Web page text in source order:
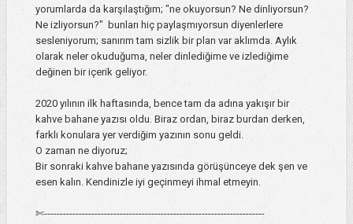
yorumlarda da karşılaştığım; "ne okuyorsun? Ne dinliyorsun?
Ne izliyorsun?" bunları hiç paylaşmıyorsun diyenlerlere
sesleniyorum; sanırım tam sizlik bir plan var aklımda. Aylık
olarak neler okuduğuma, neler dinlediğime ve izlediğime
değinen bir içerik geliyor.
2020 yılının ilk haftasında, bence tam da adına yakışır bir
kahve bahane yazısı oldu. Biraz ordan, biraz burdan derken,
farklı konulara yer verdiğim yazının sonu geldi.
O zaman ne diyoruz;
Bir sonraki kahve bahane yazısında görüşünceye dek şen ve
esen kalın. Kendinizle iyi geçinmeyi ihmal etmeyin.
✄----------------------------------------------------------------------